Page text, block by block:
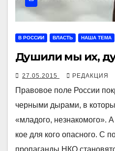
В РОССИИ ВЛАСТЬ НАША ТЕМА
Душили мы их,
27.05.2015 РЕДАКЦИЯ
Правовое поле России
черными дырами, в
«младого, незнакомого».
кое для кого опасного. С
пропаганды НКО